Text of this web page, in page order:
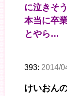
に泣きそ
本当に卒
とやら…
393: 2014/
けいおん